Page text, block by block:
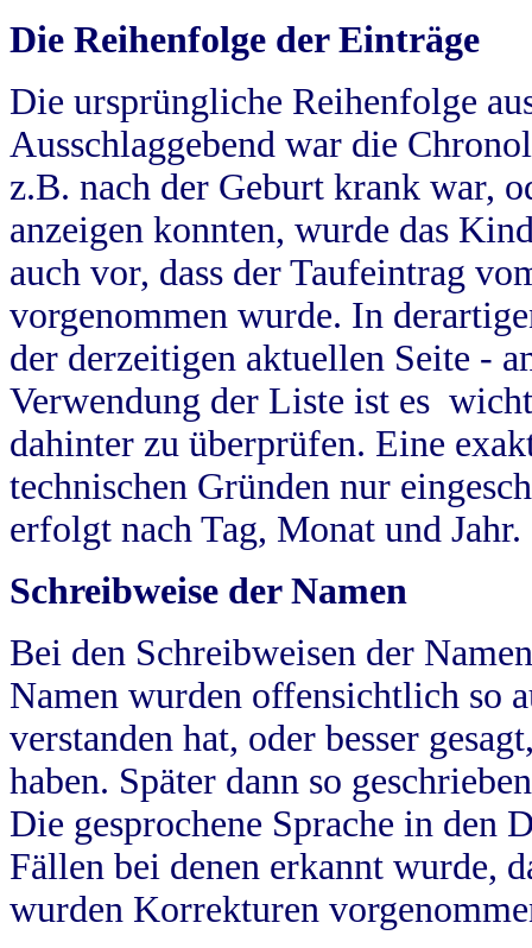
Die Reihenfolge der Einträge
Die ursprüngliche Reihenfolge
Ausschlaggebend war die
z.B. nach der Geburt krank war,
anzeigen konnten, wurde das
auch vor, dass der Taufeintrag
vorgenommen wurde. In
der derzeitigen aktuellen Seite -
Verwendung der Liste ist es
dahinter zu überprüfen. Eine
technischen Gründen nur
erfolgt nach Tag, Monat und Jahr.
Schreibweise der Namen
Bei den Schreibweisen der
Namen wurden offensichtlich so
verstanden hat, oder besser
haben. Später dann so
Die gesprochene Sprache in
Fällen bei denen erkannt wurde,
wurden Korrekturen